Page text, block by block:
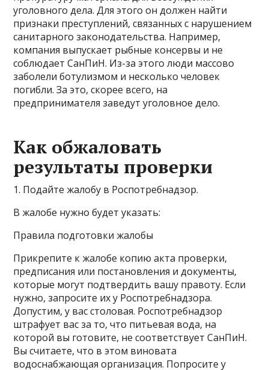
уголовного дела. Для этого он должен найти
признаки преступлений, связанных с нарушением
санитарного законодательства. Например,
компания выпускает рыбные консервы и не
соблюдает СанПиН. Из-за этого люди массово
заболели ботулизмом и несколько человек
погибли. За это, скорее всего, на
предпринимателя заведут уголовное дело.
Как обжаловать
результаты проверки
1. Подайте жалобу в Роспотребнадзор.
В жалобе нужно будет указать:
Правила подготовки жалобы
Прикрепите к жалобе копию акта проверки,
предписания или постановления и документы,
которые могут подтвердить вашу правоту. Если
нужно, запросите их у Роспотребнадзора.
Допустим, у вас столовая. Роспотребнадзор
штрафует вас за то, что питьевая вода, на
которой вы готовите, не соответствует СанПиН.
Вы считаете, что в этом виновата
водоснабжающая организация. Попросите у